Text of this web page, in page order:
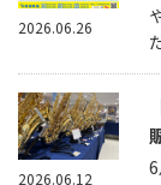
2026.06.26
2026.06.12